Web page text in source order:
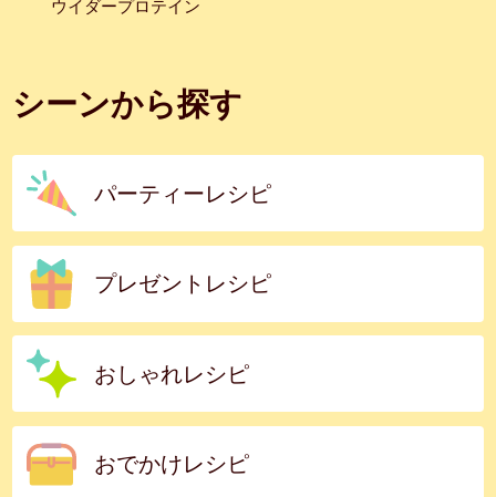
ウイダープロテイン
シーンから探す
パーティーレシピ
プレゼントレシピ
おしゃれレシピ
おでかけレシピ